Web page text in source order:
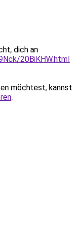
dich an
20BiKHW.html
möchtest, kannst
.